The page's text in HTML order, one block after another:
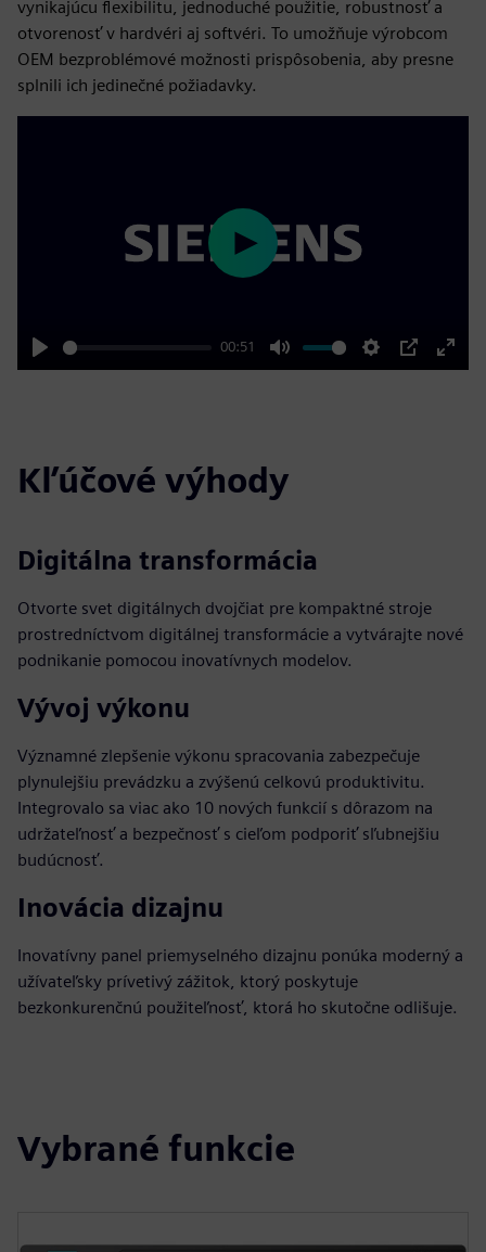
vynikajúcu flexibilitu, jednoduché použitie, robustnosť a
otvorenosť v hardvéri aj softvéri. To umožňuje výrobcom
OEM bezproblémové možnosti prispôsobenia, aby presne
splnili ich jedinečné požiadavky.
Play
00:51
Mute Settings
PIP
Enter
Play
Kľúčové výhody
Digitálna transformácia
Otvorte svet digitálnych dvojčiat pre kompaktné stroje
prostredníctvom digitálnej transformácie a vytvárajte nové
podnikanie pomocou inovatívnych modelov.
Vývoj výkonu
Významné zlepšenie výkonu spracovania zabezpečuje
plynulejšiu prevádzku a zvýšenú celkovú produktivitu.
Integrovalo sa viac ako 10 nových funkcií s dôrazom na
udržateľnosť a bezpečnosť s cieľom podporiť sľubnejšiu
budúcnosť.
Inovácia dizajnu
Inovatívny panel priemyselného dizajnu ponúka moderný a
užívateľsky prívetivý zážitok, ktorý poskytuje
bezkonkurenčnú použiteľnosť, ktorá ho skutočne odlišuje.
Vybrané funkcie